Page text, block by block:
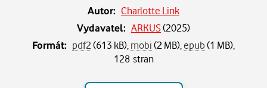
Autor: Charlotte Link
Vydavatel: ARKUS(2025)
Formát: pdf2(613 kB), mobi(2 MB), epub(1 MB),
128 stran